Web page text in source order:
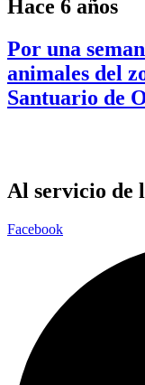
Hace 6 años
Por una
animales del
Santuario de
Al servicio de
Facebook